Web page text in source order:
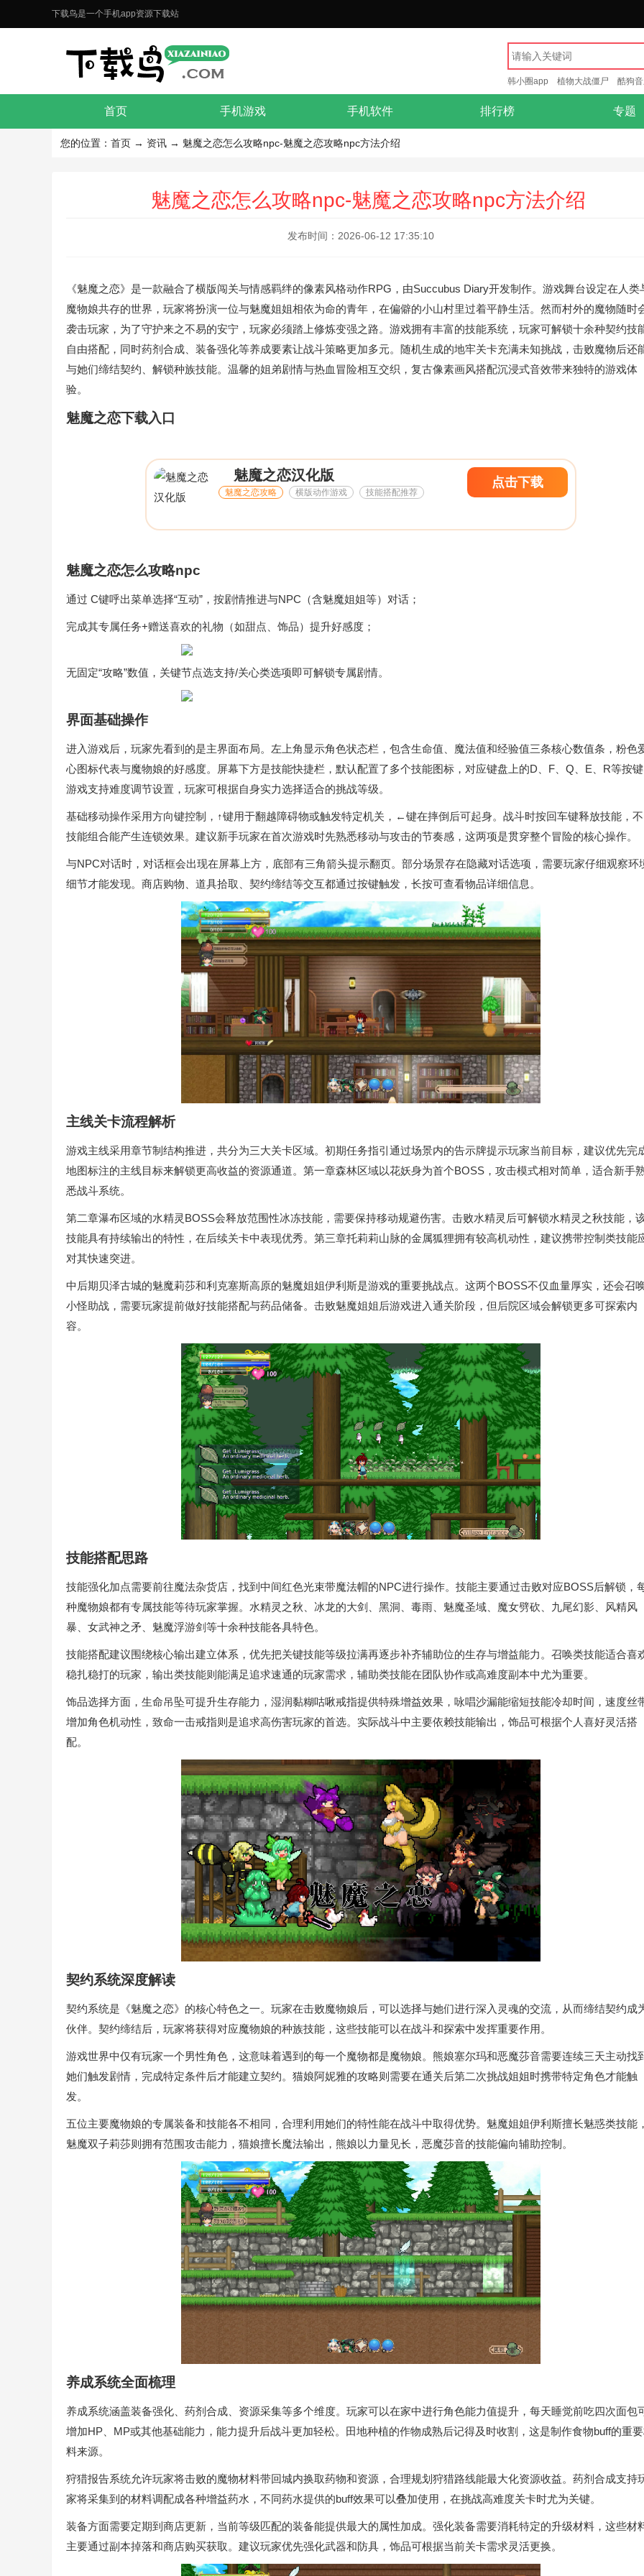
下载鸟是一个手机app资源下载站
韩小圈app 植物大战僵尸 酷狗
首页 手机游戏 手机软件 排行榜 专题
您的位置： 首页 → 资讯 → 魅魔之恋怎么攻略npc-魅魔之恋攻略npc方法介绍
魅魔之恋怎么攻略npc-魅魔之恋攻略npc方法介绍
发布时间：2026-06-12 17:35:10
《魅魔之恋》是一款融合了横版闯关与情感羁绊的像素风格动作RPG，由Succubus Diary开发制作。游戏舞台设定在人类
魔物娘共存的世界，玩家将扮演一位与魅魔姐姐相依为命的青年，在偏僻的小山村里过着平静生活。然而村外的魔物随时
袭击玩家，为了守护来之不易的安宁，玩家必须踏上修炼变强之路。游戏拥有丰富的技能系统，玩家可解锁十余种契约技
自由搭配，同时药剂合成、装备强化等养成要素让战斗策略更加多元。随机生成的地牢关卡充满未知挑战，击败魔物后还
与她们缔结契约、解锁种族技能。温馨的姐弟剧情与热血冒险相互交织，复古像素画风搭配沉浸式音效带来独特的游戏体
验。
魅魔之恋下载入口
魅魔之恋汉化版
魅魔之恋攻略 横版动作游戏 技能搭配推荐
点击下载
魅魔之恋怎么攻略npc
通过 ‌C键呼出菜单选择“互动”‌，按剧情推进与NPC（含魅魔姐姐等）对话；
完成其专属任务+赠送喜欢的礼物（如甜点、饰品）提升好感度‌；
无固定“攻略”数值，关键节点选支持/关心类选项即可解锁专属剧情。
界面基础操作
进入游戏后，玩家先看到的是主界面布局。左上角显示角色状态栏，包含生命值、魔法值和经验值三条核心数值条，粉色
心图标代表与魔物娘的好感度。屏幕下方是技能快捷栏，默认配置了多个技能图标，对应键盘上的D、F、Q、E、R等按
游戏支持难度调节设置，玩家可根据自身实力选择适合的挑战等级。
基础移动操作采用方向键控制，↑键用于翻越障碍物或触发特定机关，←键在摔倒后可起身。战斗时按回车键释放技能，
技能组合能产生连锁效果。建议新手玩家在首次游戏时先熟悉移动与攻击的节奏感，这两项是贯穿整个冒险的核心操作。
与NPC对话时，对话框会出现在屏幕上方，底部有三角箭头提示翻页。部分场景存在隐藏对话选项，需要玩家仔细观察环
细节才能发现。商店购物、道具拾取、契约缔结等交互都通过按键触发，长按可查看物品详细信息。
主线关卡流程解析
游戏主线采用章节制结构推进，共分为三大关卡区域。初期任务指引通过场景内的告示牌提示玩家当前目标，建议优先完
地图标注的主线目标来解锁更高收益的资源通道。第一章森林区域以花妖身为首个BOSS，攻击模式相对简单，适合新手
悉战斗系统。
第二章瀑布区域的水精灵BOSS会释放范围性冰冻技能，需要保持移动规避伤害。击败水精灵后可解锁水精灵之秋技能，
技能具有持续输出的特性，在后续关卡中表现优秀。第三章托莉莉山脉的金属狐狸拥有较高机动性，建议携带控制类技能
对其快速突进。
中后期贝泽古城的魅魔莉莎和利克塞斯高原的魅魔姐姐伊利斯是游戏的重要挑战点。这两个BOSS不仅血量厚实，还会召
小怪助战，需要玩家提前做好技能搭配与药品储备。击败魅魔姐姐后游戏进入通关阶段，但后院区域会解锁更多可探索内
容。
技能搭配思路
技能强化加点需要前往魔法杂货店，找到中间红色光束带魔法帽的NPC进行操作。技能主要通过击败对应BOSS后解锁，
种魔物娘都有专属技能等待玩家掌握。水精灵之秋、冰龙的大剑、黑洞、毒雨、魅魔圣域、魔女劈砍、九尾幻影、风精风
暴、女武神之矛、魅魔浮游剑等十余种技能各具特色。
技能搭配建议围绕核心输出建立体系，优先把关键技能等级拉满再逐步补齐辅助位的生存与增益能力。召唤类技能适合喜
稳扎稳打的玩家，输出类技能则能满足追求速通的玩家需求，辅助类技能在团队协作或高难度副本中尤为重要。
饰品选择方面，生命吊坠可提升生存能力，湿润黏糊咕啾戒指提供特殊增益效果，咏唱沙漏能缩短技能冷却时间，速度丝
增加角色机动性，致命一击戒指则是追求高伤害玩家的首选。实际战斗中主要依赖技能输出，饰品可根据个人喜好灵活搭
配。
契约系统深度解读
契约系统是《魅魔之恋》的核心特色之一。玩家在击败魔物娘后，可以选择与她们进行深入灵魂的交流，从而缔结契约成
伙伴。契约缔结后，玩家将获得对应魔物娘的种族技能，这些技能可以在战斗和探索中发挥重要作用。
游戏世界中仅有玩家一个男性角色，这意味着遇到的每一个魔物都是魔物娘。熊娘塞尔玛和恶魔莎音需要连续三天主动找
她们触发剧情，完成特定条件后才能建立契约。猫娘阿妮雅的攻略则需要在通关后第二次挑战姐姐时携带特定角色才能触
发。
五位主要魔物娘的专属装备和技能各不相同，合理利用她们的特性能在战斗中取得优势。魅魔姐姐伊利斯擅长魅惑类技能
魅魔双子莉莎则拥有范围攻击能力，猫娘擅长魔法输出，熊娘以力量见长，恶魔莎音的技能偏向辅助控制。
养成系统全面梳理
养成系统涵盖装备强化、药剂合成、资源采集等多个维度。玩家可以在家中进行角色能力值提升，每天睡觉前吃四次面包
增加HP、MP或其他基础能力，能力提升后战斗更加轻松。田地种植的作物成熟后记得及时收割，这是制作食物buff的重
料来源。
狩猎报告系统允许玩家将击败的魔物材料带回城内换取药物和资源，合理规划狩猎路线能最大化资源收益。药剂合成支持
家将采集到的材料调配成各种增益药水，不同药水提供的buff效果可以叠加使用，在挑战高难度关卡时尤为关键。
装备方面需要定期到商店更新，当前等级匹配的装备能提供最大的属性加成。强化装备需要消耗特定的升级材料，这些材
主要通过副本掉落和商店购买获取。建议玩家优先强化武器和防具，饰品可根据当前关卡需求灵活更换。